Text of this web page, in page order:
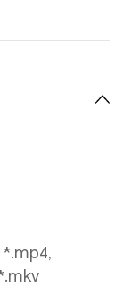
noite,
alta